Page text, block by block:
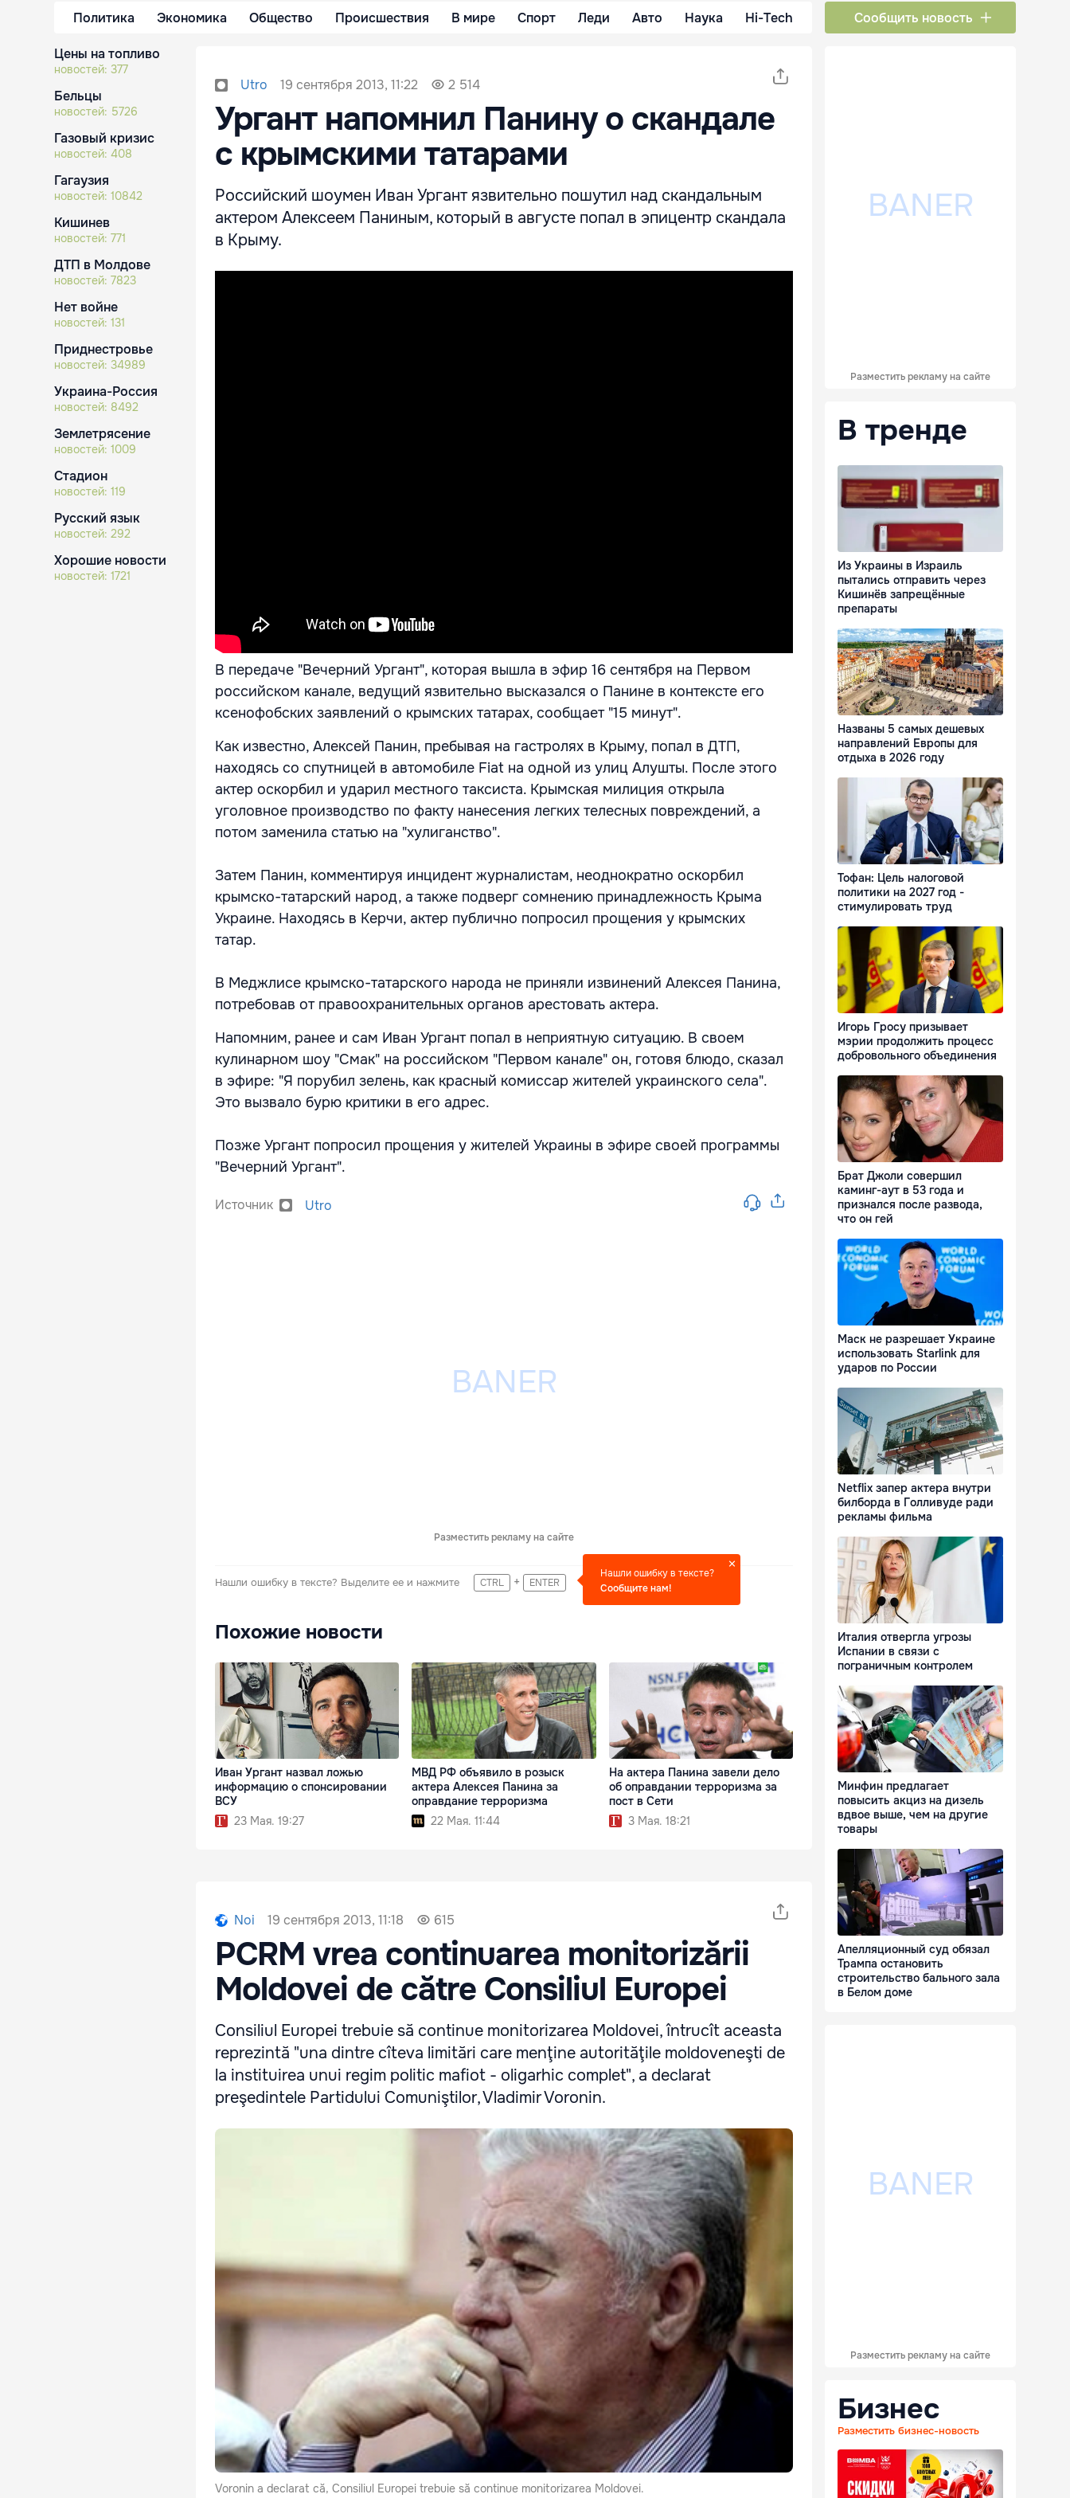
Политика Экономика Общество Происшествия В мире Спорт Леди Авто Наука Hi-Tech Сообщить новость
Цены на топливо
новостей: 377
Бельцы
новостей: 5726
Газовый кризис
новостей: 408
Гагаузия
новостей: 10842
Кишинев
новостей: 771
ДТП в Молдове
новостей: 7823
Нет войне
новостей: 131
Приднестровье
новостей: 34989
Украина-Россия
новостей: 8492
Землетрясение
новостей: 1009
Стадион
новостей: 119
Русский язык
новостей: 292
Хорошие новости
новостей: 1721
Utro 19 сентября 2013, 11:22 2 514
Ургант напомнил Панину о скандале
с крымскими татарами
Российский шоумен Иван Ургант язвительно пошутил над скандальным
актером Алексеем Паниным, который в августе попал в эпицентр скандала
в Крыму.
В передаче "Вечерний Ургант", которая вышла в эфир 16 сентября на Первом
российском канале, ведущий язвительно высказался о Панине в контексте его
ксенофобских заявлений о крымских татарах, сообщает "15 минут".
Как известно, Алексей Панин, пребывая на гастролях в Крыму, попал в ДТП,
находясь со спутницей в автомобиле Fiat на одной из улиц Алушты. После этого
актер оскорбил и ударил местного таксиста. Крымская милиция открыла
уголовное производство по факту нанесения легких телесных повреждений, а
потом заменила статью на "хулиганство".
Затем Панин, комментируя инцидент журналистам, неоднократно оскорбил
крымско-татарский народ, а также подверг сомнению принадлежность Крыма
Украине. Находясь в Керчи, актер публично попросил прощения у крымских
татар.
В Меджлисе крымско-татарского народа не приняли извинений Алексея Панина,
потребовав от правоохранительных органов арестовать актера.
Напомним, ранее и сам Иван Ургант попал в неприятную ситуацию. В своем
кулинарном шоу "Смак" на российском "Первом канале" он, готовя блюдо, сказал
в эфире: "Я порубил зелень, как красный комиссар жителей украинского села".
Это вызвало бурю критики в его адрес.
Позже Ургант попросил прощения у жителей Украины в эфире своей программы
"Вечерний Ургант".
Источник Utro
Разместить рекламу на сайте
Нашли ошибку в тексте? Выделите ее и нажмите CTRL + ENTER
Нашли ошибку в тексте?
Сообщите нам!
Похожие новости
Иван Ургант назвал ложью
информацию о спонсировании
ВСУ
23 Мая. 19:27
МВД РФ объявило в розыск
актера Алексея Панина за
оправдание терроризма
22 Мая. 11:44
На актера Панина завели дело
об оправдании терроризма за
пост в Сети
3 Мая. 18:21
Noi 19 сентября 2013, 11:18 615
PCRM vrea continuarea monitorizării
Moldovei de către Consiliul Europei
Consiliul Europei trebuie să continue monitorizarea Moldovei, întrucît aceasta
reprezintă "una dintre cîteva limitări care menţine autorităţile moldoveneşti de
la instituirea unui regim politic mafiot - oligarhic complet", a declarat
preşedintele Partidului Comuniştilor, Vladimir Voronin.
Voronin a declarat că, Consiliul Europei trebuie să continue monitorizarea Moldovei.
Разместить рекламу на сайте
В тренде
Из Украины в Израиль
пытались отправить через
Кишинёв запрещённые
препараты
Названы 5 самых дешевых
направлений Европы для
отдыха в 2026 году
Тофан: Цель налоговой
политики на 2027 год -
стимулировать труд
Игорь Гросу призывает
мэрии продолжить процесс
добровольного объединения
Брат Джоли совершил
каминг-аут в 53 года и
признался после развода,
что он гей
Маск не разрешает Украине
использовать Starlink для
ударов по России
Netflix запер актера внутри
билборда в Голливуде ради
рекламы фильма
Италия отвергла угрозы
Испании в связи с
пограничным контролем
Минфин предлагает
повысить акциз на дизель
вдвое выше, чем на другие
товары
Апелляционный суд обязал
Трампа остановить
строительство бального зала
в Белом доме
Разместить рекламу на сайте
Бизнес
Разместить бизнес-новость